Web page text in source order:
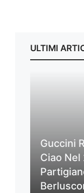
ULTIMI
Guccini
Ciao